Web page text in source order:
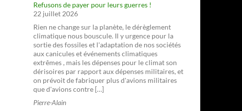
Refusons de payer pour leurs guerres !
22 juillet 2026
Rien ne change sur la planète, le dérèglement
climatique nous bouscule. Il y urgence pour la
sortie des fossiles et l'adaptation de nos sociétés
aux canicules et événements climatiques
extrêmes , mais les dépenses pour le climat son
dérisoires par rapport aux dépenses militaires, et
on prévoit de fabriquer plus d'avions militaires
que d'avions contre […]
Pierre-Alain